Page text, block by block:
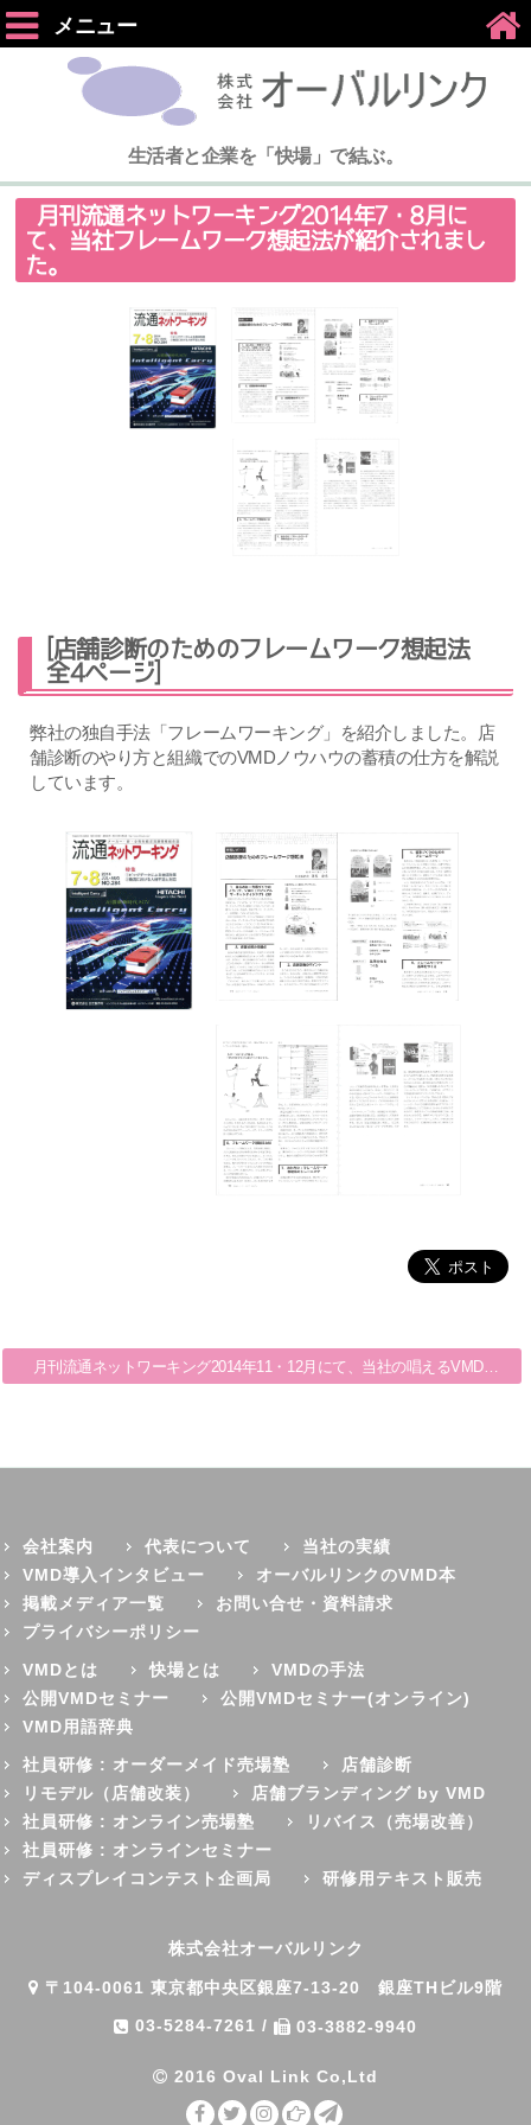
メニュー
生活者と企業を「快場」で結ぶ。
月刊流通ネットワーキング2014年7・8月に
て、当社フレームワーク想起法が紹介されまし
た。
[店舗診断のためのフレームワーク想起法
全4ページ]
弊社の独自手法「フレームワーキング」を紹介しました。店
舗診断のやり方と組織でのVMDノウハウの蓄積の仕方を解説
しています。
洋菓子業界誌「CHICOTTO」掲載 月刊流通ネットワーキング2014年11・12月にて、当社の唱えるVMDの再定義を紹介しました。
会社案内 代表について
当社の実績
VMD導入インタビュー
オーバルリンクのVMD本
掲載メディア一覧
お問い合せ・資料請求
プライバシーポリシー
VMDとは
快場とは
VMDの手法
公開VMDセミナー
公開VMDセミナー(オンライン)
VMD用語辞典
社員研修 : オーダーメイド売場塾
店舗診断
リモデル（店舗改装）
店舗ブランディング by VMD
社員研修 : オンライン売場塾
リバイス（売場改善）
社員研修 : オンラインセミナー
ディスプレイコンテスト企画局
研修用テキスト販売
株式会社オーバルリンク
〒104-0061 東京都中央区銀座7-13-20 銀座THビル9階
03-5284-7261 / 03-3882-9940
2016 Oval Link Co,Ltd